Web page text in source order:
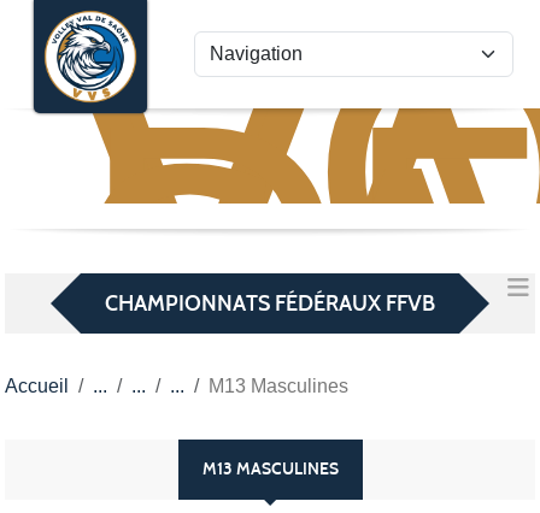
CHAMPIONNATS FÉDÉRAUX FFVB
Accueil M13 Masculines
M13 MASCULINES
Panneau de gestion des cookies